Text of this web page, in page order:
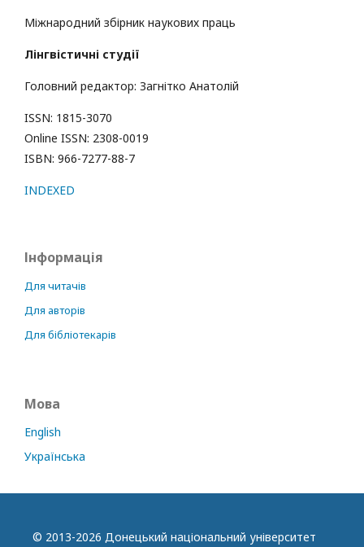
Міжнародний збірник наукових праць
Лінгвістичні студії
Головний редактор: Загнітко Анатолій
ISSN: 1815-3070
Online ISSN: 2308-0019
ISBN: 966-7277-88-7
INDEXED
Інформація
Для читачів
Для авторів
Для бібліотекарів
Мова
English
Українська
© 2013-2026 Донецький національний університет